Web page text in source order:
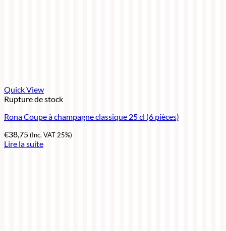
Quick View
Rupture de stock
Rona Coupe à champagne classique 25 cl (6 pièces)
€38,75(Inc. VAT 25%)
Lire la suite